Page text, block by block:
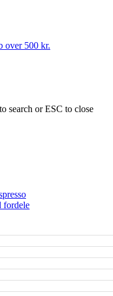
over 500 kr.
search or ESC to close
fordele